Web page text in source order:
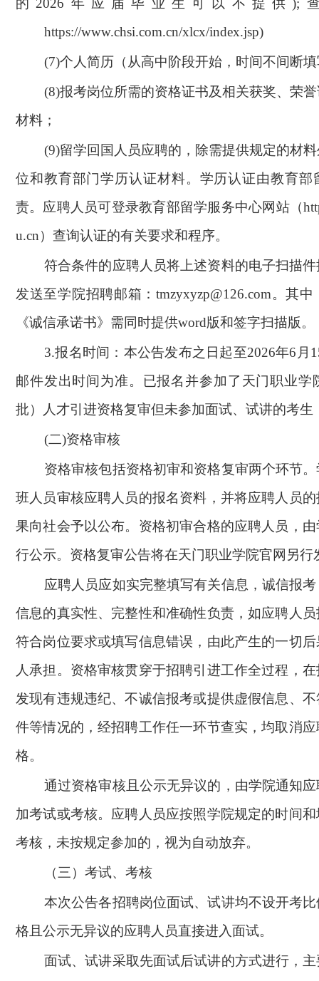
的2026年应届毕业生可以不提供);
https://www.chsi.com.cn/xlcx/index.jsp)
(7)个人简历（从高中阶段开始，时间不间断
(8)报考岗位所需的资格证书及相关获奖、荣
材料；
(9)留学回国人员应聘的，除需提供规定的材
位和教育部门学历认证材料。学历认证由教育部
责。应聘人员可登录教育部留学服务中心网站（
u.cn）查询认证的有关要求和程序。
符合条件的应聘人员将上述资料的电子扫描
发送至学院招聘邮箱：tmzyxyzp@126.com。其
《诚信承诺书》需同时提供word版和签字扫描版。
3.报名时间：本公告发布之日起至2026年6月
邮件发出时间为准。已报名并参加了天门职业学
批）人才引进资格复审但未参加面试、试讲的考生
(二)资格审核
资格审核包括资格初审和资格复审两个环节
班人员审核应聘人员的报名资料，并将应聘人员
果向社会予以公布。资格初审合格的应聘人员，
行公示。资格复审公告将在天门职业学院官网另行
应聘人员应如实完整填写有关信息，诚信报
信息的真实性、完整性和准确性负责，如应聘人
符合岗位要求或填写信息错误，由此产生的一切
人承担。资格审核贯穿于招聘引进工作全过程，
发现有违规违纪、不诚信报考或提供虚假信息、
件等情况的，经招聘工作任一环节查实，均取消
格。
通过资格审核且公示无异议的，由学院通知
加考试或考核。应聘人员应按照学院规定的时间
考核，未按规定参加的，视为自动放弃。
（三）考试、考核
本次公告各招聘岗位面试、试讲均不设开考
格且公示无异议的应聘人员直接进入面试。
面试、试讲采取先面试后试讲的方式进行，